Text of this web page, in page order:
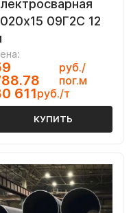
09Г2С 12
руб./
пог.м
611руб./т
КУПИТЬ